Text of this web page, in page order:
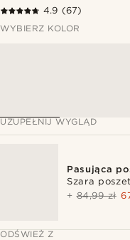
4.9 (67)
WYBIERZ KOLOR
UZUPEŁNIJ WYGLĄD
Pasująca
Szara
+84,99 zł
ODŚWIEŻ Z